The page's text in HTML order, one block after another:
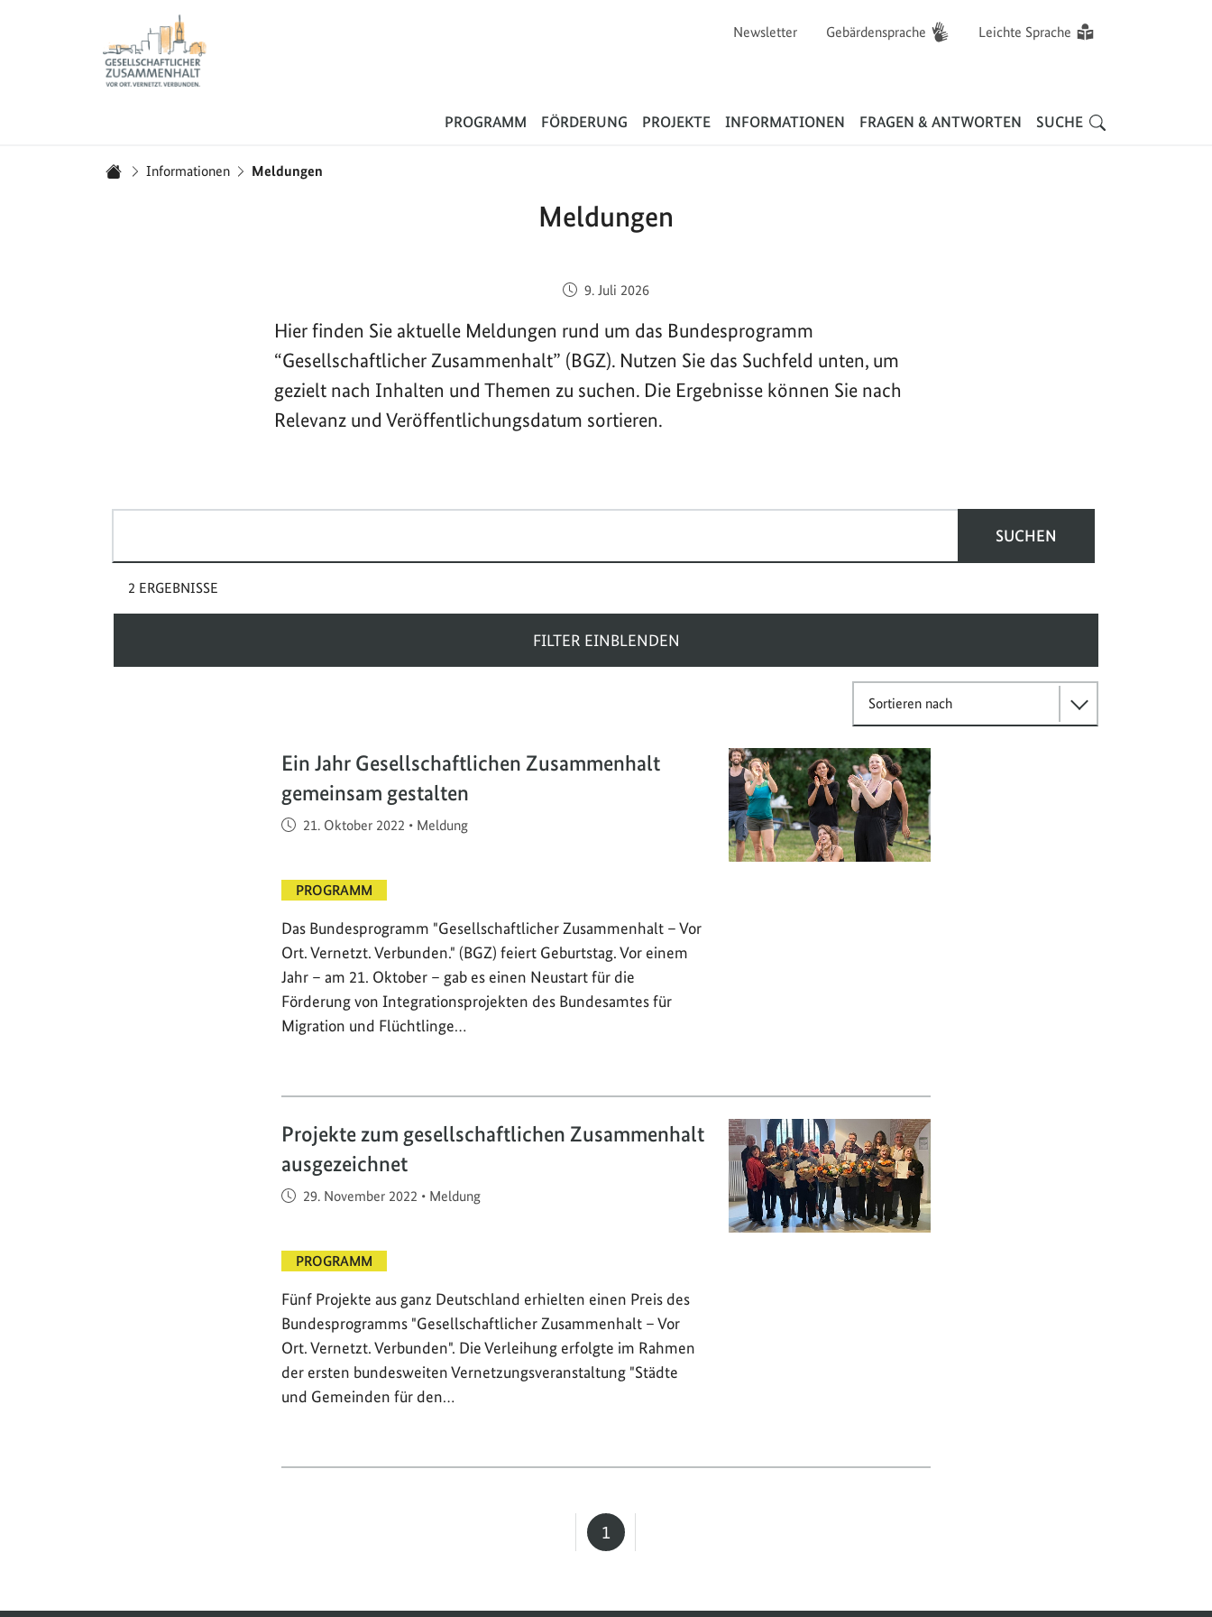
Newsletter Gebärdensprache Leichte Sprache
PROGRAMM FÖRDERUNG PROJEKTE INFORMATIONEN FRAGEN & ANTWORTEN SUCHE
Informationen Meldungen
Meldungen
Veröffentlicht am:
9. Juli 2026
Hier finden Sie aktuelle Meldungen rund um das Bundesprogramm
“Gesellschaftlicher Zusammenhalt” (BGZ). Nutzen Sie das Suchfeld unten, um
gezielt nach Inhalten und Themen zu suchen. Die Ergebnisse können Sie nach
Relevanz und Veröffentlichungsdatum sortieren.
SUCHEN
2 ERGEBNISSE
FILTER EINBLENDEN
Sortieren nach
Ein Jahr Gesellschaftlichen Zusammenhalt
gemeinsam gestalten
Veröffentlicht am
21. Oktober 2022 • Meldung
PROGRAMM
Das Bundesprogramm "Gesellschaftlicher Zusammenhalt – Vor
Ort. Vernetzt. Verbunden." (BGZ) feiert Geburtstag. Vor einem
Jahr – am 21. Oktober – gab es einen Neustart für die
Förderung von Integrationsprojekten des Bundesamtes für
Migration und Flüchtlinge…
Projekte zum gesellschaftlichen Zusammenhalt
ausgezeichnet
Veröffentlicht am
29. November 2022 • Meldung
PROGRAMM
Fünf Projekte aus ganz Deutschland erhielten einen Preis des
Bundesprogramms "Gesellschaftlicher Zusammenhalt – Vor
Ort. Vernetzt. Verbunden". Die Verleihung erfolgte im Rahmen
der ersten bundesweiten Vernetzungsveranstaltung "Städte
und Gemeinden für den…
Seite
1